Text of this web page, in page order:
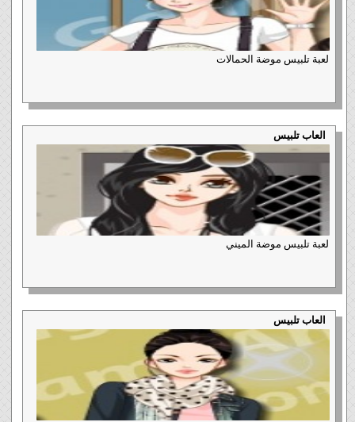
لعبة تلبيس موضة الحمالات
العاب تلبيس
لعبة تلبيس موضة الميني
العاب تلبيس